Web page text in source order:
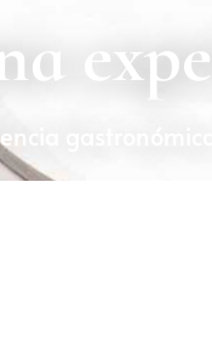
gastronómica